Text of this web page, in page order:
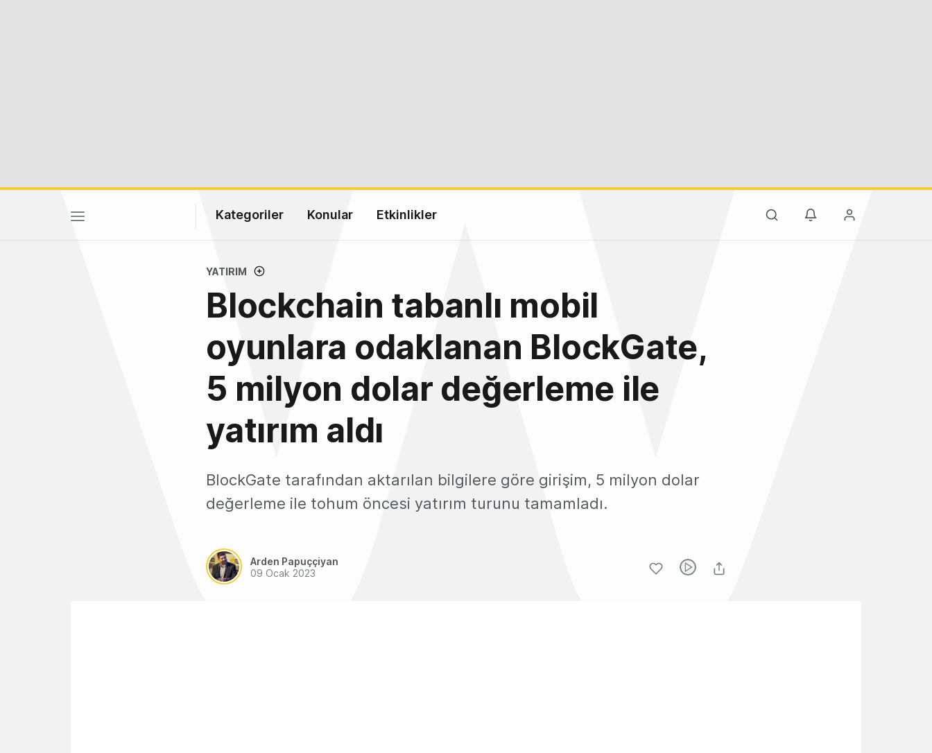
Kategoriler Konular Etkinlikler
YATIRIM
Blockchain tabanlı mobil
oyunlara odaklanan BlockGate,
5 milyon dolar değerleme ile
yatırım aldı
BlockGate tarafından aktarılan bilgilere göre girişim, 5 milyon dolar
değerleme ile tohum öncesi yatırım turunu tamamladı.
Arden Papuççiyan
09 Ocak 2023